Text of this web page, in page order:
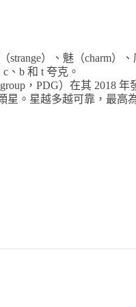
strange）、魅（charm）
、b 和 t 夸克。
，PDG）在其 2018
星。星越多越可靠，最高